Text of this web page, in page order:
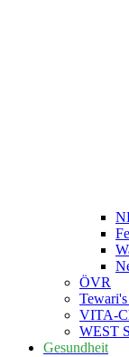
ÖVR
VITA-
WEST
Gesundheit